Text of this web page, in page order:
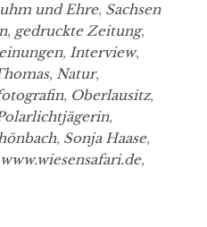
und Ehre, Sachsen
, gedruckte Zeitung,
, Interview,
, Natur,
, Oberlausitz,
,
, Sonja Haase,
www.wiesensafari.de,